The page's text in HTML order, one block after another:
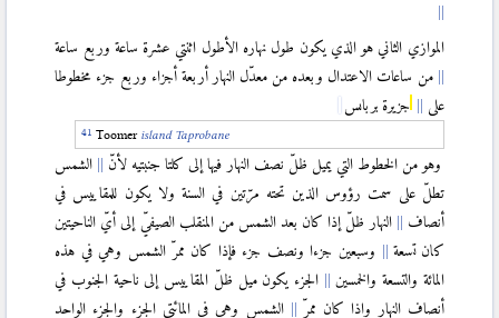
الموازي الثاني هو الذي يكون طول نهاره الأطول اثنتي عشرة ساعة وربع ساعة
من ساعات الاعتدال وبعده من معدّل النهار أربعة أجزاء وربع جزء مخطوطا
على
جزيرة برباىس
Toomer island Taprobane
وهو من الخطوط التي يميل ظلّ نصف النهار فيها إلى كلتا جنبتيه لأنّ
الشمس
تطلّ على سمت رؤوس الذين تحته مرّتين في السنة ولا يكون للمقاييس في
أنصاف
النهار ظلّ إذا كان بعد الشمس من المنقلب الصيفيّ إلى أيّ الناحيتين
كان تسعة
وسبعين جزءا ونصف جزء فإذا كان ممرّ الشمس وهي في هذه
المائة والتسعة والخمسين
الجزء يكون ميل ظلّ المقاييس إلى ناحية الجنوب في
أنصاف النهار وإذا كان ممرّ
الشمس وهي في المائتي الجزء والجزء الواحد